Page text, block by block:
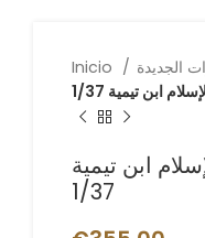
Inicio
ابن تيمية 1/37
ابن تيمية
1/37